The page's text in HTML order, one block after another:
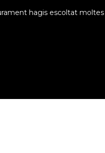
hagis escoltat moltes